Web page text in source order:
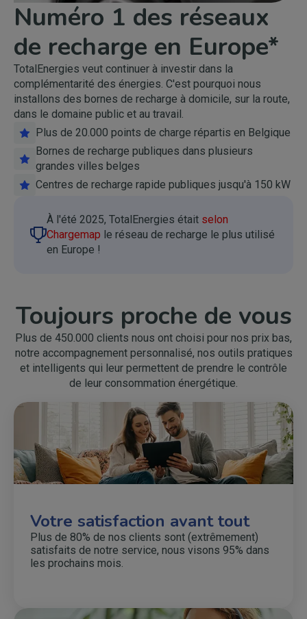
Numéro 1 des réseaux
de recharge en Europe*
TotalEnergies veut continuer à investir dans la
complémentarité des énergies. C'est pourquoi nous
installons des bornes de recharge à domicile, sur la route,
dans le domaine public et au travail.
Plus de 20.000 points de charge répartis en Belgique
Bornes de recharge publiques dans plusieurs
grandes villes belges
Centres de recharge rapide publiques jusqu'à 150 kW
Image
À l'été 2025, TotalEnergies était selon
Chargemap le réseau de recharge le plus utilisé
en Europe !
Toujours proche de vous
Plus de 450.000 clients nous ont choisi pour nos prix bas,
notre accompagnement personnalisé, nos outils pratiques
et intelligents qui leur permettent de prendre le contrôle
de leur consommation énergétique.
Votre satisfaction avant tout
Plus de 80% de nos clients sont (extrêmement)
satisfaits de notre service, nous visons 95% dans
les prochains mois.